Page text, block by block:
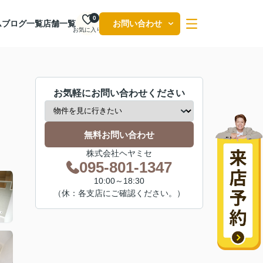
ブログ一覧店舗一覧
お気に入り
0
お問い合わせ
お気軽にお問い合わせください
無料お問い合わせ
株式会社ヘヤミセ
095-801-1347
10:00～18:30
（休：各支店にご確認ください。）